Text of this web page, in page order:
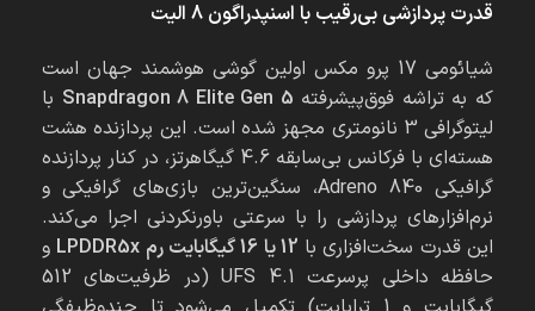
قدرت پردازشی بی‌رقیب با اسنپدراگون 8 الیت
شیائومی 17 پرو مکس اولین گوشی هوشمند جهان است
که به تراشه فوق‌پیشرفته Snapdragon 8 Elite Gen 5 با
لیتوگرافی 3 نانومتری مجهز شده است. این پردازنده هشت
هسته‌ای با فرکانس بی‌سابقه 4.6 گیگاهرتز، در کنار پردازنده
گرافیکی Adreno 840، سنگین‌ترین بازی‌های گرافیکی و
نرم‌افزارهای پردازشی را با سرعتی باورنکردنی اجرا می‌کند.
این قدرت سخت‌افزاری با 12یا 16 گیگابایت رم
و
حافظه داخلی پرسرعت UFS 4.1 (در ظرفیت‌های 512